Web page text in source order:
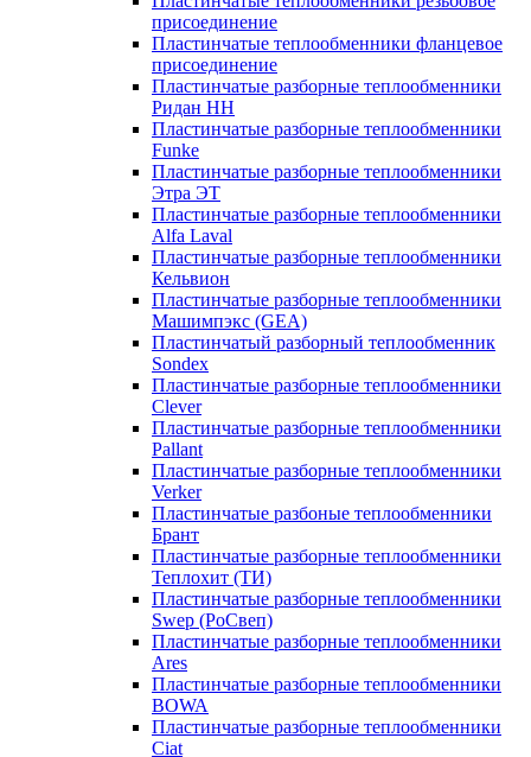
присоединение
Пластинчатые теплообменники фланцевое
присоединение
Пластинчатые разборные теплообменники
Ридан НН
Пластинчатые разборные теплообменники
Funke
Пластинчатые разборные теплообменники
Этра ЭТ
Пластинчатые разборные теплообменники
Alfa Laval
Пластинчатые разборные теплообменники
Кельвион
Пластинчатые разборные теплообменники
Машимпэкс (GEA)
Пластинчатый разборный теплообменник
Sondex
Пластинчатые разборные теплообменники
Clever
Пластинчатые разборные теплообменники
Pallant
Пластинчатые разборные теплообменники
Verker
Пластинчатые разбоные теплообменники
Брант
Пластинчатые разборные теплообменники
Теплохит (ТИ)
Пластинчатые разборные теплообменники
Swep (РоСвеп)
Пластинчатые разборные теплообменники
Ares
Пластинчатые разборные теплообменники
BOWA
Пластинчатые разборные теплообменники
Ciat